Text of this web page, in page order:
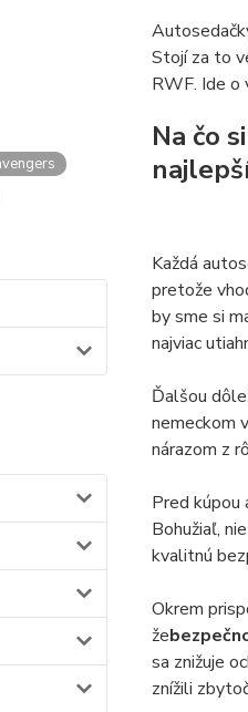
Stojí za to
RWF. Ide o
Na čo
Každá
pretože
by sme si
najviac
Ďalšou
nemeckom
nárazom z
Pred kúpou
Bohužiaľ,
kvalitnú
Okrem
že
sa znižuje
znížili